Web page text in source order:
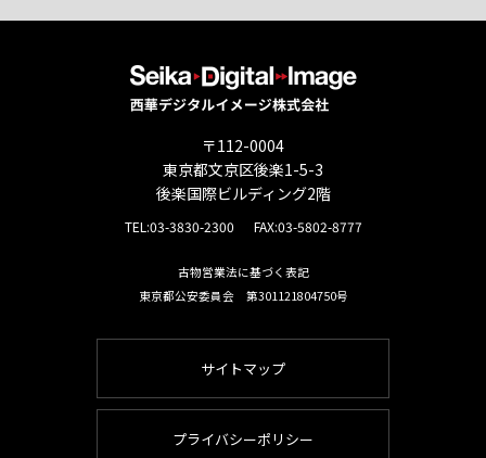
〒112-0004
東京都文京区後楽1-5-3
後楽国際ビルディング2階
TEL:03-3830-2300 FAX:03-5802-8777
古物営業法に基づく表記
東京都公安委員会 第301121804750号
サイトマップ
プライバシーポリシー